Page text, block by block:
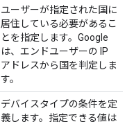
ユーザーが指定された国に
居住している必要があるこ
とを指定します。Google
は、エンドユーザーの IP
アドレスから国を判定しま
す。
デバイスタイプの条件を定
義します。指定できる値は